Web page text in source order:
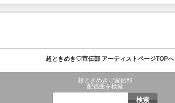
超ときめき♡宣伝部 アーティストページTOPへ
超ときめき♡宣伝部
配信曲を検索